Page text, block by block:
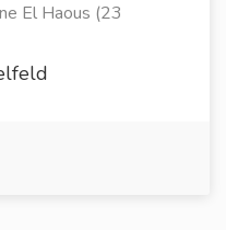
El Haous (23